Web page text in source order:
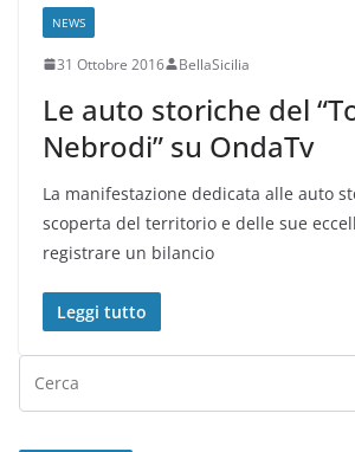
NEWS
31 Ottobre 2016 BellaSicilia
Le auto storiche del
Nebrodi” su OndaTv
La manifestazione dedicata alle auto
scoperta del territorio e delle sue
registrare un bilancio
Leggi tutto